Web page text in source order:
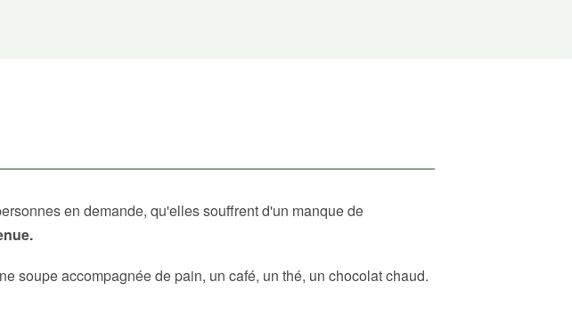
en demande, qu'elles souffrent d'un manque de
soupe accompagnée de pain, un café, un thé, un chocolat chaud.